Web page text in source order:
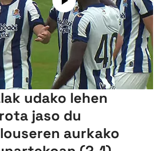
udako lehen
jaso du
aurkako